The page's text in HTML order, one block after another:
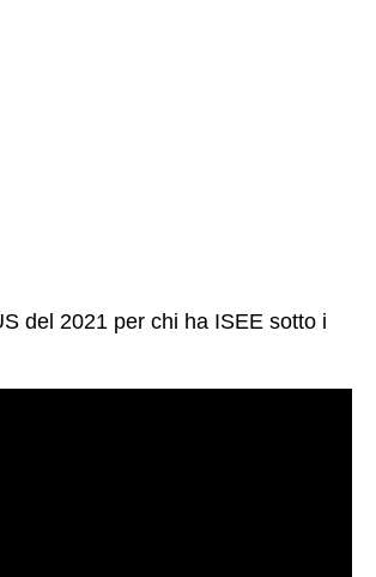
del 2021 per chi ha ISEE sotto i